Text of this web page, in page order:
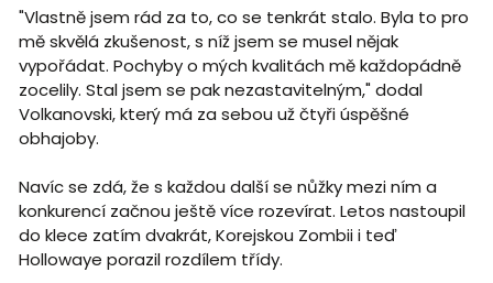
"Vlastně jsem rád za to, co se tenkrát stalo. Byla to pro
mě skvělá zkušenost, s níž jsem se musel nějak
vypořádat. Pochyby o mých kvalitách mě každopádně
zocelily. Stal jsem se pak nezastavitelným," dodal
Volkanovski, který má za sebou už čtyři úspěšné
obhajoby.
Navíc se zdá, že s každou další se nůžky mezi ním a
konkurencí začnou ještě více rozevírat. Letos nastoupil
do klece zatím dvakrát, Korejskou Zombii i teď
Hollowaye porazil rozdílem třídy.